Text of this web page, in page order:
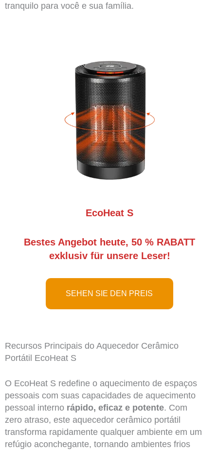
tranquilo para você e sua família.
EcoHeat S
Bestes Angebot heute, 50 % RABATT
exklusiv für unsere Leser!
SEHEN SIE DEN PREIS
Recursos Principais do Aquecedor Cerâmico
Portátil EcoHeat S
O EcoHeat S redefine o aquecimento de espaços
pessoais com suas capacidades de aquecimento
pessoal interno rápido, eficaz e potente. Com
zero atraso, este aquecedor cerâmico portátil
transforma rapidamente qualquer ambiente em um
refúgio aconchegante, tornando ambientes frios